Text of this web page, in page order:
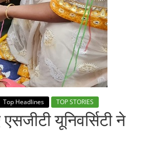
Top Headlines TOP STORIES
यूनिवर्सिटी ने